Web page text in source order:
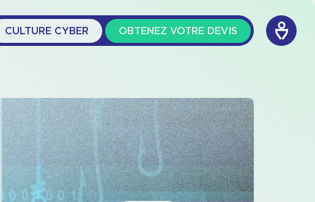
CULTURE CYBER OBTENEZ VOTRE DEVIS